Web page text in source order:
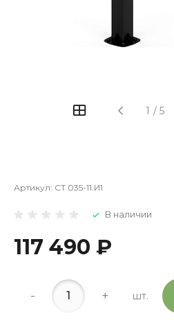
1 / 5
Артикул: СТ 035-11.И1
В наличии
117 490 ₽
- + шт.